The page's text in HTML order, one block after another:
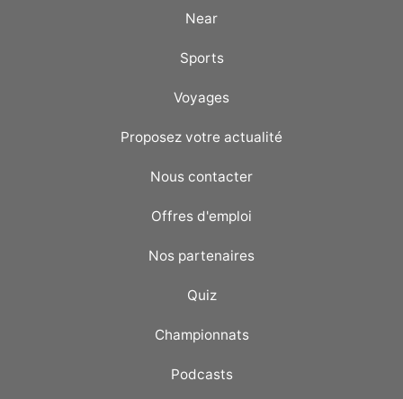
Near
Sports
Voyages
Proposez votre actualité
Nous contacter
Offres d'emploi
Nos partenaires
Quiz
Championnats
Podcasts